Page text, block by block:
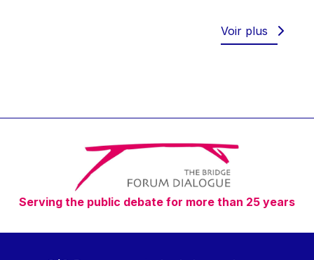
Timothy Radcliffe
Vaclav Klaus
Vassilios Skouris
Vítor Manuel da Silva Caldeira
Viviane Reding
Walter Hagg
Voir plus
Serving the public debate for more than 25 years